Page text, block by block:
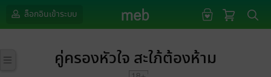
ล็อกอินเข้าระบบ
คู่ครองหัวใจ สะใภ้ต้องห้าม